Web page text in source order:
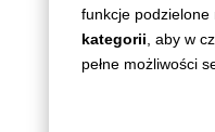
funkcje podzielone
kategorii, aby w
pełne możliwości